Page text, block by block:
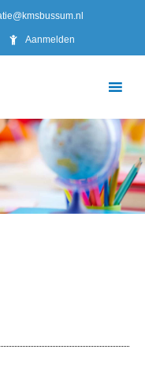
Aanmelden